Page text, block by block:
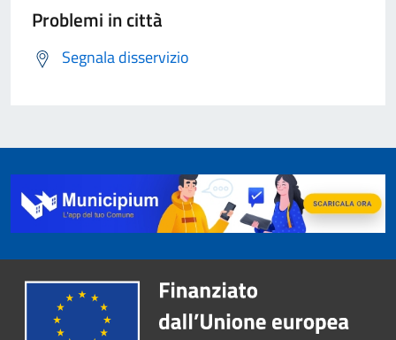
Problemi in città
Segnala disservizio